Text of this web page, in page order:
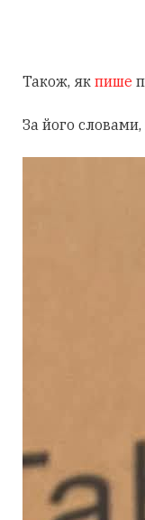
Також, як пише
За його